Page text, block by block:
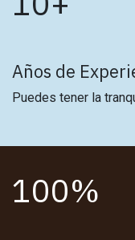
Años de
Puedes tener la
100%